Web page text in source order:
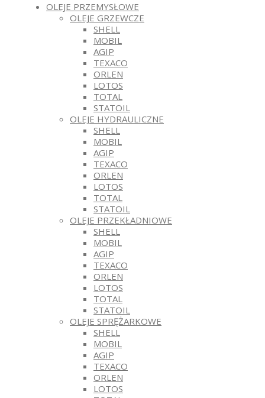
OLEJE PRZEMYSŁOWE
OLEJE GRZEWCZE
SHELL
MOBIL
AGIP
TEXACO
ORLEN
LOTOS
TOTAL
STATOIL
OLEJE HYDRAULICZNE
SHELL
MOBIL
AGIP
TEXACO
ORLEN
LOTOS
TOTAL
STATOIL
OLEJE PRZEKŁADNIOWE
SHELL
MOBIL
AGIP
TEXACO
ORLEN
LOTOS
TOTAL
STATOIL
OLEJE SPRĘŻARKOWE
SHELL
MOBIL
AGIP
TEXACO
ORLEN
LOTOS